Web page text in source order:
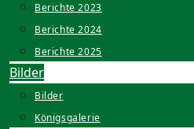
Berichte 2023
Berichte 2024
Berichte 2025
Bilder
Bilder
Königsgalerie